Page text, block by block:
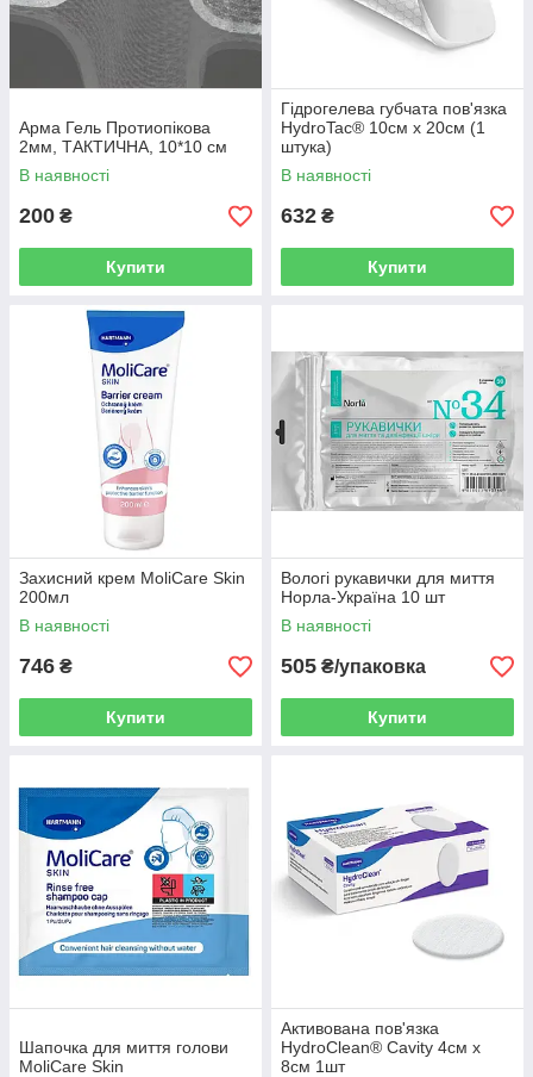
Арма Гель Протиопікова
2мм, ТАКТИЧНА, 10*10 см
В наявності
200 ₴
Купити
Гідрогелева губчата пов'язка
HydroTac® 10см х 20см (1
штука)
В наявності
632 ₴
Купити
Захисний крем MoliCare Skin
200мл
В наявності
746 ₴
Купити
Вологі рукавички для миття
Норла-Україна 10 шт
В наявності
505 ₴/упаковка
Купити
Шапочка для миття голови
MoliCare Skin
Активована пов'язка
HydroClean® Cavity 4см х
8см 1шт